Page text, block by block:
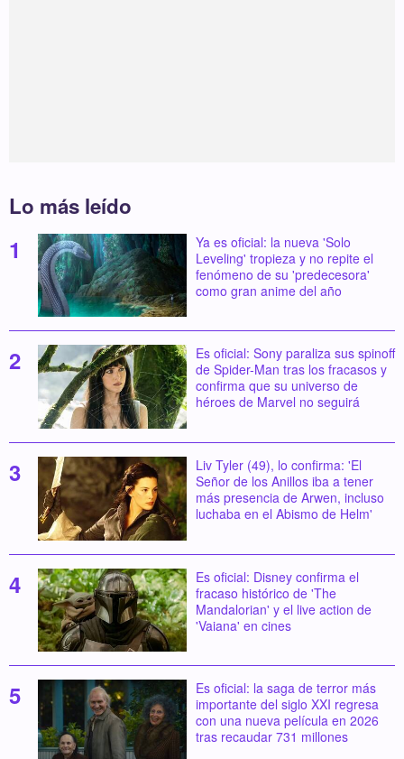
Lo más leído
Ya es oficial: la nueva 'Solo
Leveling' tropieza y no repite el
fenómeno de su 'predecesora'
como gran anime del año
Es oficial: Sony paraliza sus spinoff
de Spider-Man tras los fracasos y
confirma que su universo de
héroes de Marvel no seguirá
Liv Tyler (49), lo confirma: 'El
Señor de los Anillos iba a tener
más presencia de Arwen, incluso
luchaba en el Abismo de Helm'
Es oficial: Disney confirma el
fracaso histórico de 'The
Mandalorian' y el live action de
'Vaiana' en cines
Es oficial: la saga de terror más
importante del siglo XXI regresa
con una nueva película en 2026
tras recaudar 731 millones